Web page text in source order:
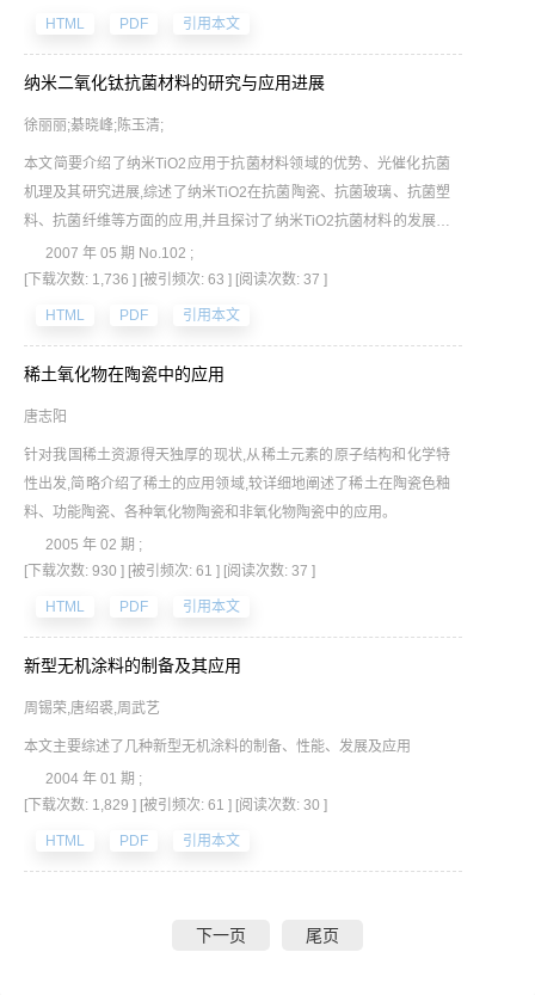
HTML PDF 引用本文
纳米二氧化钛抗菌材料的研究与应用进展
徐丽丽;綦晓峰;陈玉清;
本文简要介绍了纳米TiO2应用于抗菌材料领域的优势、光催化抗菌
机理及其研究进展,综述了纳米TiO2在抗菌陶瓷、抗菌玻璃、抗菌塑
料、抗菌纤维等方面的应用,并且探讨了纳米TiO2抗菌材料的发展前
景。2007 年 05 期 No.102 ;
[下载次数: 1,736 ] [被引频次: 63 ] [阅读次数: 37 ]
HTML PDF 引用本文
稀土氧化物在陶瓷中的应用
唐志阳
针对我国稀土资源得天独厚的现状,从稀土元素的原子结构和化学特
性出发,简略介绍了稀土的应用领域,较详细地阐述了稀土在陶瓷色釉
料、功能陶瓷、各种氧化物陶瓷和非氧化物陶瓷中的应用。
2005 年 02 期 ;
[下载次数: 930 ] [被引频次: 61 ] [阅读次数: 37 ]
HTML PDF 引用本文
新型无机涂料的制备及其应用
周锡荣,唐绍裘,周武艺
本文主要综述了几种新型无机涂料的制备、性能、发展及应用
2004 年 01 期 ;
[下载次数: 1,829 ] [被引频次: 61 ] [阅读次数: 30 ]
HTML PDF 引用本文
下一页 尾页